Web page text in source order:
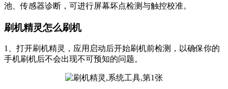
池、传感器诊断，可进行屏幕坏点检测与触控校准。
刷机精灵怎么刷机
1、打开刷机精灵，应用启动后开始刷机前检测，以确保你的
手机刷机后不会出现不可预知的问题。